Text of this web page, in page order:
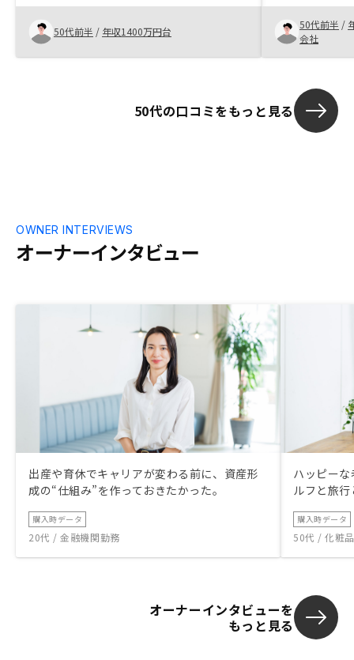
50代前半 / 年収1400万円台
抵抗があった
一歩踏み出そ
50代前半 /
会社
50代の口コミをもっと見る
オーナーインタビュー
OWNER INTERVIEWS
出産や育休でキャリアが変わる前に、資産形
成の“仕組み”を作っておきたかった。
購入時データ
20代 / 金融機関勤務
ハッピー
ルフと旅
購入時データ
50代 / 化粧
オーナーインタビューを
もっと見る